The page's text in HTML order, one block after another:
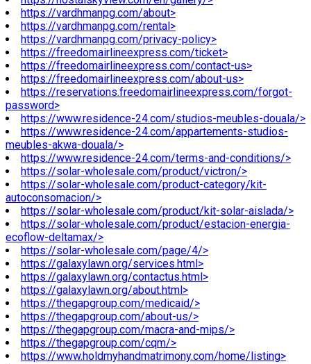
https://vardhmanpg.com/about>
https://vardhmanpg.com/rental>
https://vardhmanpg.com/privacy-policy>
https://freedomairlineexpress.com/ticket>
https://freedomairlineexpress.com/contact-us>
https://freedomairlineexpress.com/about-us>
https://reservations.freedomairlineexpress.com/forgot-
password>
https://www.residence-24.com/studios-meubles-douala/>
https://www.residence-24.com/appartements-studios-
meubles-akwa-douala/>
https://www.residence-24.com/terms-and-conditions/>
https://solar-wholesale.com/product/victron/>
https://solar-wholesale.com/product-category/kit-
autoconsomacion/>
https://solar-wholesale.com/product/kit-solar-aislada/>
https://solar-wholesale.com/product/estacion-energia-
ecoflow-deltamax/>
https://solar-wholesale.com/page/4/>
https://galaxylawn.org/services.html>
https://galaxylawn.org/contactus.html>
https://galaxylawn.org/about.html>
https://thegapgroup.com/medicaid/>
https://thegapgroup.com/about-us/>
https://thegapgroup.com/macra-and-mips/>
https://thegapgroup.com/cqm/>
https://www.holdmyhandmatrimony.com/home/listing>